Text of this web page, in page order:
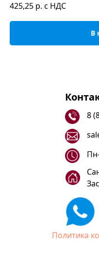
425,25 р. с НДС
В
8
Политика